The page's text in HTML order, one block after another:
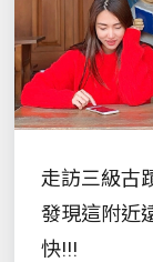
走訪三級古
發現這附近
快!!!